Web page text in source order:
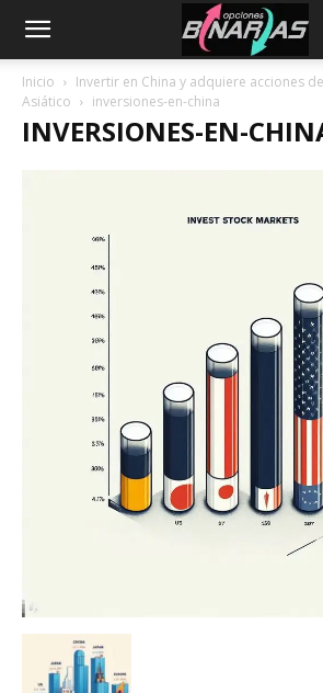
Inicio
Invertir en China y adquiere acciones
Asiático
inversiones-en-china
INVERSIONES-EN-